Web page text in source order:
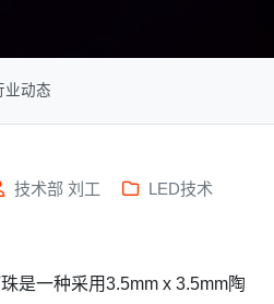
业动态
技术部 刘工
LED技术
是一种采用3.5mm x 3.5mm陶